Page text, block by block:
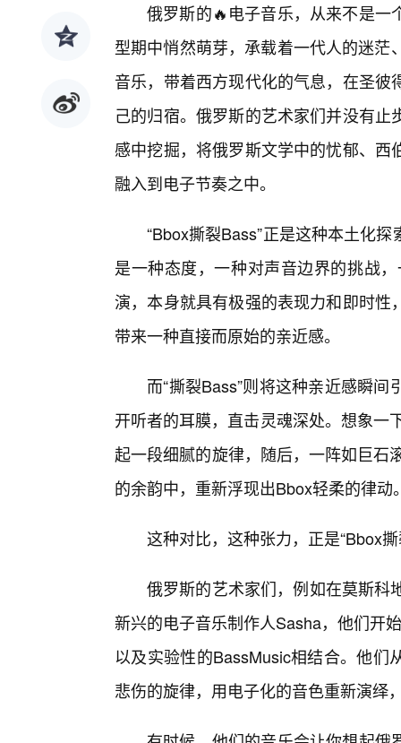
俄罗斯的🔥电子音乐，从来不是一
型期中悄然萌芽，承载着一代人的迷茫
音乐，带着西方现代化的气息，在圣
己的归宿。俄罗斯的艺术家们并没有
感中挖掘，将俄罗斯文学中的忧郁、
融入到电子节奏之中。
“Bbox撕裂Bass”正是这种本土化
是一种态度，一种对声音边界的挑战
演，本身就具有极强的表现力和即时
带来一种直接而原始的亲近感。
而“撕裂Bass”则将这种亲近感瞬
开听者的耳膜，直击灵魂深处。想象一
起一段细腻的旋律，随后，一阵如巨石
的余韵中，重新浮现出Bbox轻柔的律动
这种对比，这种张力，正是“Bbox
俄罗斯的艺术家们，例如在莫斯科
新兴的电子音乐制作人Sasha，他们开
以及实验性的BassMusic相结合。他
悲伤的旋律，用电子化的音色重新演绎